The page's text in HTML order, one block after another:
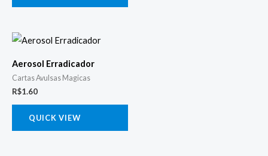
Aerosol Erradicador
Cartas Avulsas Magicas
R$1.60
QUICK VIEW